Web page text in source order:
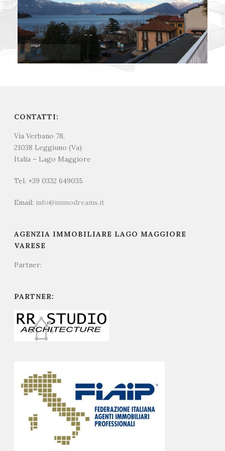
CONTATTI:
Via Verbano 78,
21038 Leggiuno (Va)
Italia – Lago Maggiore
Tel. +39 0332 649035
Email: info@immodreams.it
AGENZIA IMMOBILIARE LAGO MAGGIORE
VARESE
Partner:
PARTNER: